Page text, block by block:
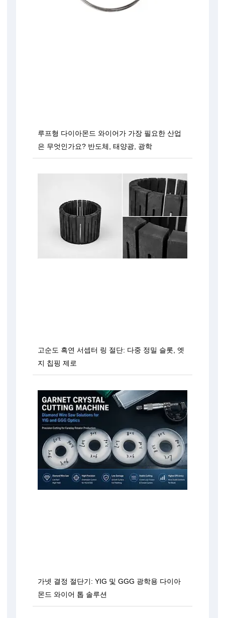
루프형 다이아몬드 와이어가 가장 필요한 산업
은 무엇인가요? 반도체, 태양광, 광학
고순도 흑연 서셉터 링 절단: 다중 정밀 슬롯, 엣
지 칩핑 제로
가넷 결정 절단기: YIG 및 GGG 광학용 다이아
몬드 와이어 톱 솔루션